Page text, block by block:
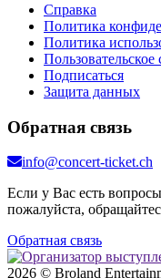
Справка
Политика
Политика
Пользовательское
Подписаться
Защита данных
Обратная связь
info@concert-ticket.ch
Если у Вас есть
пожалуйста,
Обратная связь
2026 © Broland